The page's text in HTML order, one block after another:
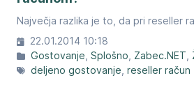
22.01.2014 10:18
Gostovanje Splošno Zabec.NET
deljeno gostovanje reseller račun